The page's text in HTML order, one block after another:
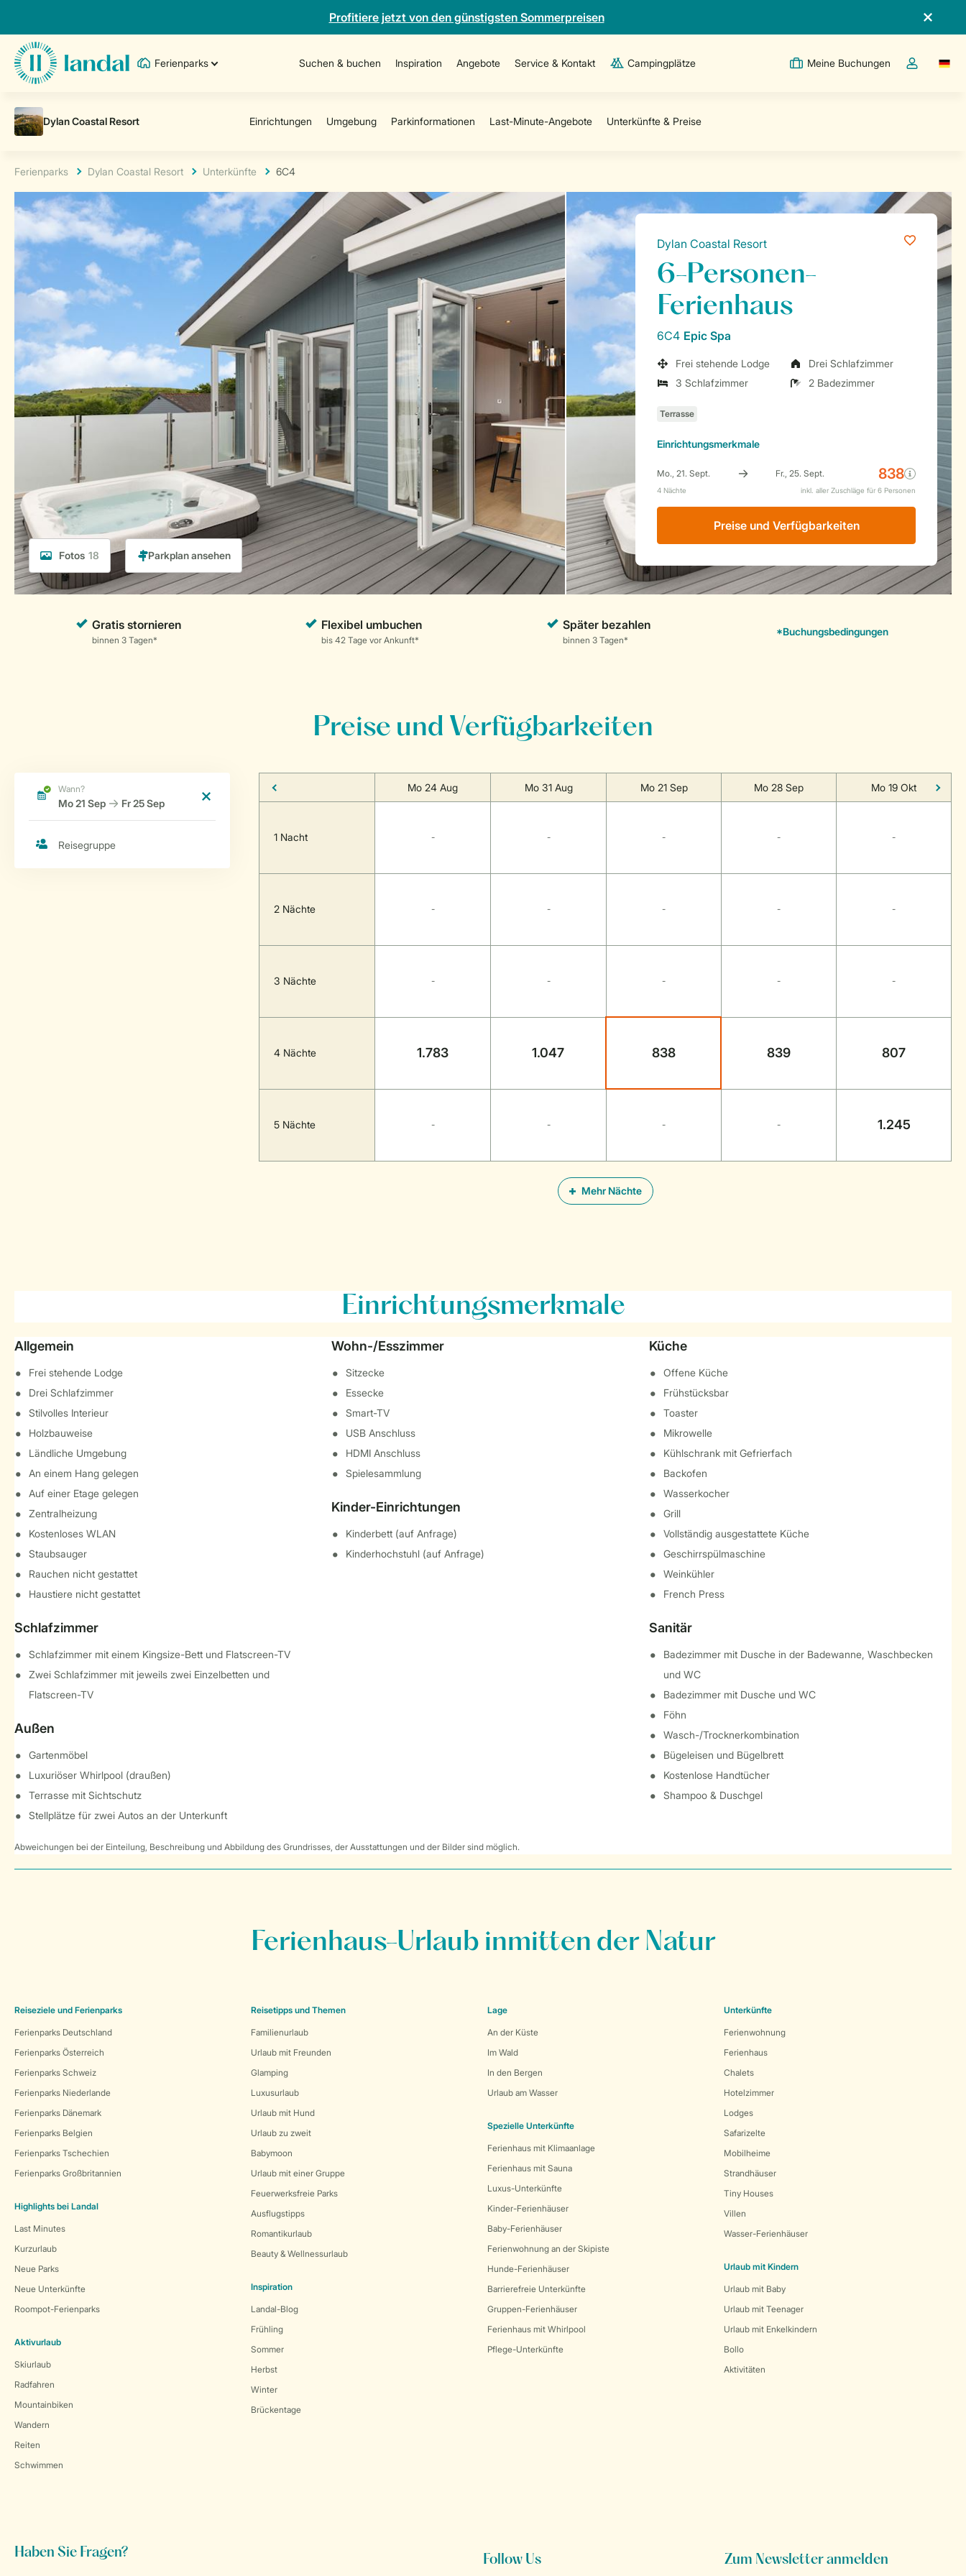
Profitiere jetzt von den günstigsten Sommerpreisen
Ferienparks Suchen & buchen Inspiration Angebote Service & Kontakt Campingplätze Meine Buchungen
Dropdown-
Ferienparks Dylan Coastal Resort Unterkünfte 6C4
Fotos 18
Dylan Coastal Resort
6-Personen-
Ferienhaus
6C4 Epic Spa
Frei stehende Lodge
Drei Schlafzimmer
3 Schlafzimmer
2 Badezimmer
Einrichtungsmerkmale
Preise und Verfügbarkeiten
Preise und Verfügbarkeiten
Mehr Nächte
Mo 24 Aug Mo 31 Aug Mo 21 Sep Mo 28 Sep Mo 19 Okt
1 Nacht - - - - -
2 Nächte - - - - -
3 Nächte - - - - -
4 Nächte 1.783 1.047 838 839 807
5 Nächte - - - - 1.245
Einrichtungsmerkmale
Allgemein
Frei stehende Lodge
Drei Schlafzimmer
Stilvolles Interieur
Holzbauweise
Ländliche Umgebung
An einem Hang gelegen
Auf einer Etage gelegen
Zentralheizung
Kostenloses WLAN
Staubsauger
Rauchen nicht gestattet
Haustiere nicht gestattet
Schlafzimmer
Schlafzimmer mit einem Kingsize-Bett und Flatscreen-TV
Zwei Schlafzimmer mit jeweils zwei Einzelbetten und
Flatscreen-TV
Außen
Gartenmöbel
Luxuriöser Whirlpool (draußen)
Terrasse mit Sichtschutz
Stellplätze für zwei Autos an der Unterkunft
Wohn-/Esszimmer
Sitzecke
Essecke
Smart-TV
USB Anschluss
HDMI Anschluss
Spielesammlung
Kinder-Einrichtungen
Kinderbett (auf Anfrage)
Kinderhochstuhl (auf Anfrage)
Küche
Offene Küche
Frühstücksbar
Toaster
Mikrowelle
Kühlschrank mit Gefrierfach
Backofen
Wasserkocher
Grill
Vollständig ausgestattete Küche
Geschirrspülmaschine
Weinkühler
French Press
Sanitär
Badezimmer mit Dusche in der Badewanne, Waschbecken
und WC
Badezimmer mit Dusche und WC
Föhn
Wasch-/Trocknerkombination
Bügeleisen und Bügelbrett
Kostenlose Handtücher
Shampoo & Duschgel
Abweichungen bei der Einteilung, Beschreibung und Abbildung des Grundrisses, der Ausstattungen und der Bilder sind möglich.
Ferienhaus-Urlaub inmitten der Natur
Reiseziele und Ferienparks
Ferienparks Deutschland
Ferienparks Österreich
Ferienparks Schweiz
Ferienparks Niederlande
Ferienparks Dänemark
Ferienparks Belgien
Ferienparks Tschechien
Ferienparks Großbritannien
Highlights bei Landal
Last Minutes
Kurzurlaub
Neue Parks
Neue Unterkünfte
Roompot-Ferienparks
Aktivurlaub
Skiurlaub
Radfahren
Mountainbiken
Wandern
Reiten
Schwimmen
Reisetipps und Themen
Familienurlaub
Urlaub mit Freunden
Glamping
Luxusurlaub
Urlaub mit Hund
Urlaub zu zweit
Babymoon
Urlaub mit einer Gruppe
Feuerwerksfreie Parks
Ausflugstipps
Romantikurlaub
Beauty & Wellnessurlaub
Inspiration
Landal-Blog
Frühling
Sommer
Herbst
Winter
Brückentage
Lage
An der Küste
Im Wald
In den Bergen
Urlaub am Wasser
Spezielle Unterkünfte
Ferienhaus mit Klimaanlage
Ferienhaus mit Sauna
Luxus-Unterkünfte
Kinder-Ferienhäuser
Baby-Ferienhäuser
Ferienwohnung an der Skipiste
Hunde-Ferienhäuser
Barrierefreie Unterkünfte
Gruppen-Ferienhäuser
Ferienhaus mit Whirlpool
Pflege-Unterkünfte
Unterkünfte
Ferienwohnung
Ferienhaus
Chalets
Hotelzimmer
Lodges
Safarizelte
Mobilheime
Strandhäuser
Tiny Houses
Villen
Wasser-Ferienhäuser
Urlaub mit Kindern
Urlaub mit Baby
Urlaub mit Teenager
Urlaub mit Enkelkindern
Bollo
Aktivitäten
Haben Sie Fragen?
Follow Us Zum Newsletter anmelden